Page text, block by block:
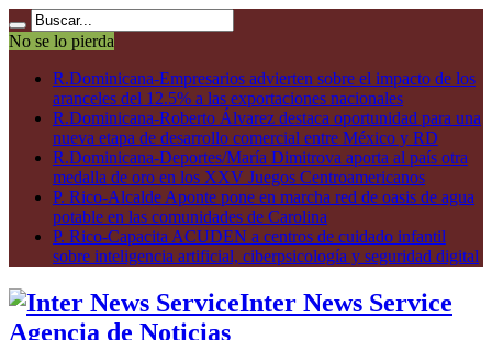
No se lo pierda
R.Dominicana-Empresarios advierten sobre el impacto de los
aranceles del 12.5% a las exportaciones nacionales
R.Dominicana-Roberto Álvarez destaca oportunidad para una
nueva etapa de desarrollo comercial entre México y RD
R.Dominicana-Deportes/María Dimitrova aporta al país otra
medalla de oro en los XXV Juegos Centroamericanos
P. Rico-Alcalde Aponte pone en marcha red de oasis de agua
potable en las comunidades de Carolina
P. Rico-Capacita ACUDEN a centros de cuidado infantil
sobre inteligencia artificial, ciberpsicología y seguridad digital
Inter News Service
Agencia de Noticias